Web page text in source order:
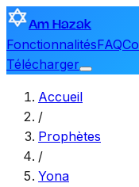
Am Hazak
FonctionnalitésFAQ
Télécharger
Accueil
/
Prophètes
/
Yona